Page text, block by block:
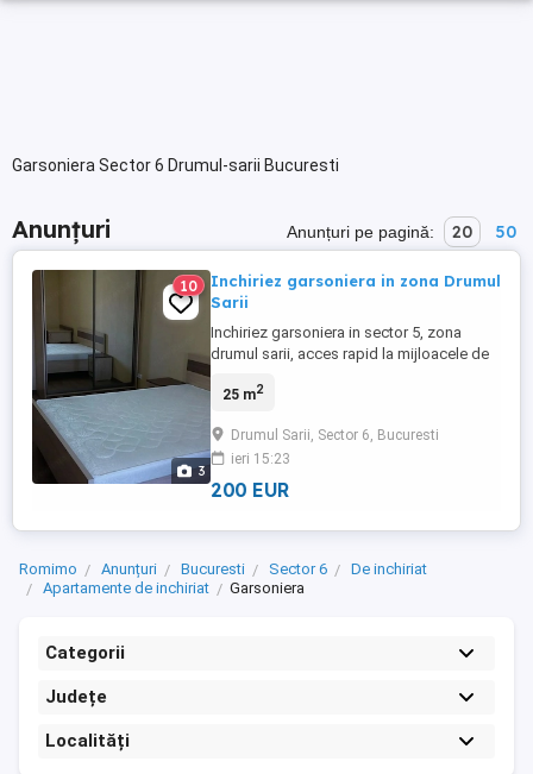
Garsoniera Sector 6 Drumul-sarii Bucuresti
Anunțuri Anunțuri pe pagină: 20 50
3
10
Inchiriez garsoniera in zona Drumul
Sarii
Inchiriez garsoniera in sector 5, zona
drumul sarii, acces rapid la mijloacele de
de 25mp, si este situata la etajul 4, va rog
25 m2
Drumul Sarii, Sector 6, Bucuresti
ieri 15:23
200 EUR
Romimo Anunțuri Bucuresti Sector 6
De inchiriat
Apartamente de inchiriat
Garsoniera
Categorii
Județe
Localități